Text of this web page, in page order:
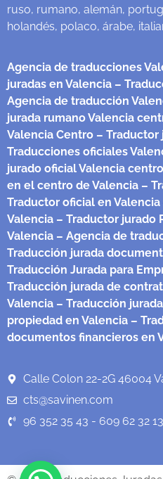
ruso, rumano, alemán,
holandés, polaco, árabe,
Agencia de traducciones
juradas en Valencia –
Agencia de traducción
jurada rumano Valencia
Valencia Centro – Traductor
Traducciones oficiales
jurado oficial Valencia centro
en el centro de Valencia –
Traductor oficial en Valencia
Valencia – Traductor jurado
Valencia – Agencia de
Traducción jurada
Traducción Jurada para
Traducción jurada de
Valencia – Traducción
propiedad en Valencia –
documentos financieros en
Calle Colon 22-2G 46004
cts@savinen.com
96 352 35 43 - 609 62 32 13